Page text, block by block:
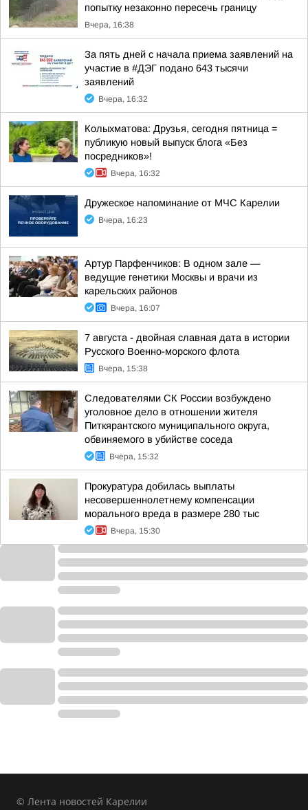
попытку незаконно пересечь границу
Вчера, 16:38
За пять дней с начала приема заявлений на
участие в #ДЭГ подано 643 тысячи
заявлений
Вчера, 16:32
Колыхматова: Друзья, сегодня пятница =
публикую новый выпуск блога «Без
посредников»!
Вчера, 16:32
Дружеское напоминание от МЧС Карелии
Вчера, 16:23
Артур Парфенчиков: В одном зале —
ведущие генетики Москвы и врачи из
карельских районов
Вчера, 16:07
7 августа - двойная славная дата в истории
Русского Военно-морского флота
Вчера, 15:38
Следователями СК России возбуждено
уголовное дело в отношении жителя
Питкярантского муниципального округа,
обвиняемого в убийстве соседа
Вчера, 15:32
Прокуратура добилась выплаты
несовершеннолетнему компенсации
морального вреда в размере 280 тыс
Вчера, 15:30
© Лента новостей Карелии